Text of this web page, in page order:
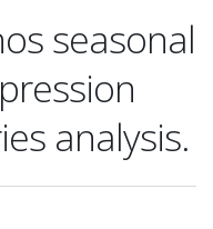
seasonal
analysis.